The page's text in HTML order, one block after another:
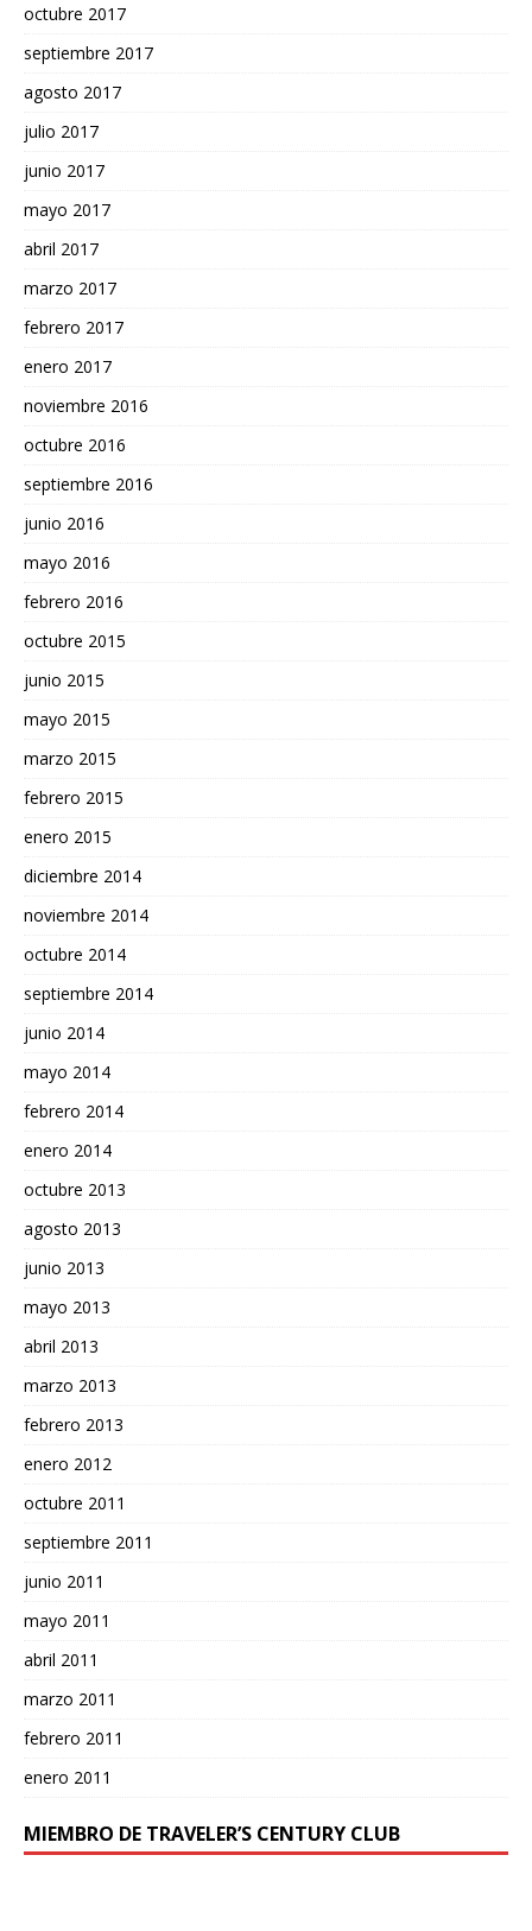
octubre 2017
septiembre 2017
agosto 2017
julio 2017
junio 2017
mayo 2017
abril 2017
marzo 2017
febrero 2017
enero 2017
noviembre 2016
octubre 2016
septiembre 2016
junio 2016
mayo 2016
febrero 2016
octubre 2015
junio 2015
mayo 2015
marzo 2015
febrero 2015
enero 2015
diciembre 2014
noviembre 2014
octubre 2014
septiembre 2014
junio 2014
mayo 2014
febrero 2014
enero 2014
octubre 2013
agosto 2013
junio 2013
mayo 2013
abril 2013
marzo 2013
febrero 2013
enero 2012
octubre 2011
septiembre 2011
junio 2011
mayo 2011
abril 2011
marzo 2011
febrero 2011
enero 2011
MIEMBRO DE TRAVELER’S CENTURY CLUB